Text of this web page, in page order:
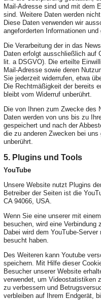
Mail-Adresse sind und mit dem
sind. Weitere Daten werden
Diese Daten verwenden wir
angeforderten Informationen
Die Verarbeitung der in das
Daten erfolgt ausschließlich auf
lit. a DSGVO). Die erteilte
Mail-Adresse sowie deren
Sie jederzeit widerrufen, etwa
Die Rechtmäßigkeit der bereits
bleibt vom Widerruf unberührt.
Die von Ihnen zum Zwecke des
Daten werden von uns bis zu
gespeichert und nach der
die zu anderen Zwecken bei
unberührt.
5. Plugins und Tools
YouTube
Unsere Website nutzt Plugins
Betreiber der Seiten ist die
CA 94066, USA.
Wenn Sie eine unserer mit
besuchen, wird eine Verbindung
Dabei wird dem YouTube-
besucht haben.
Des Weiteren kann Youtube
speichern. Mit Hilfe dieser
Besucher unserer Website
verwendet, um Videostatistiken
zu verbessern und
verbleiben auf Ihrem Endgerät,